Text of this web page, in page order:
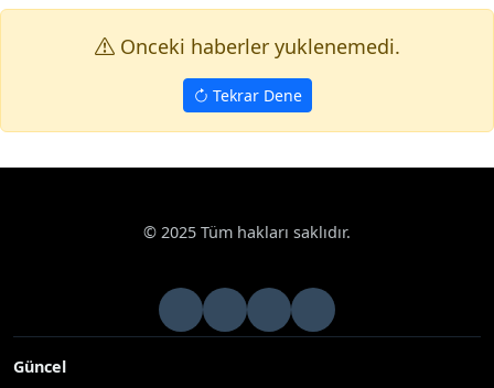
Onceki haberler yuklenemedi.
Tekrar Dene
© 2025 Tüm hakları saklıdır.
Güncel